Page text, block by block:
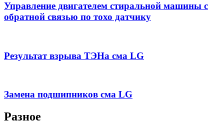
Управление двигателем стиральной машины с
обратной связью по тохо датчику
Результат взрыва ТЭНа сма LG
Замена подшипников сма LG
Разное